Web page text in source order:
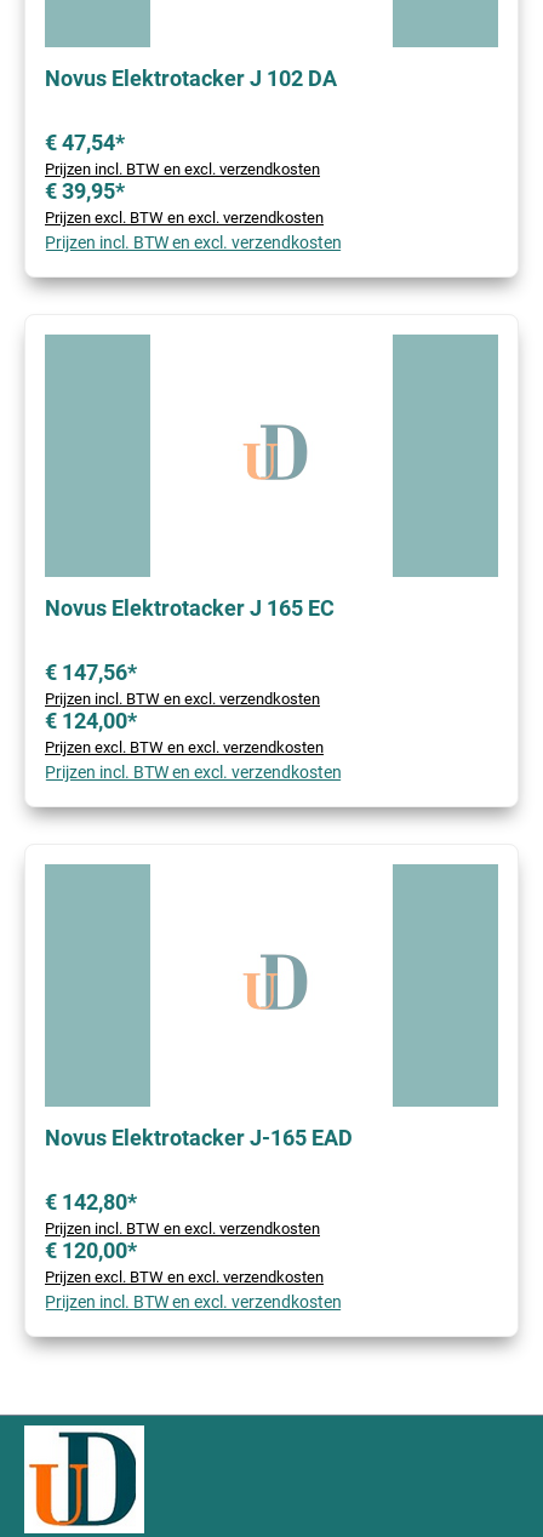
Novus Elektrotacker J 102 DA
€ 47,54*
Prijzen incl. BTW en excl. verzendkosten
€ 39,95*
Prijzen excl. BTW en excl. verzendkosten
Prijzen incl. BTW en excl. verzendkosten
Novus Elektrotacker J 165 EC
€ 147,56*
Prijzen incl. BTW en excl. verzendkosten
€ 124,00*
Prijzen excl. BTW en excl. verzendkosten
Prijzen incl. BTW en excl. verzendkosten
Novus Elektrotacker J-165 EAD
€ 142,80*
Prijzen incl. BTW en excl. verzendkosten
€ 120,00*
Prijzen excl. BTW en excl. verzendkosten
Prijzen incl. BTW en excl. verzendkosten